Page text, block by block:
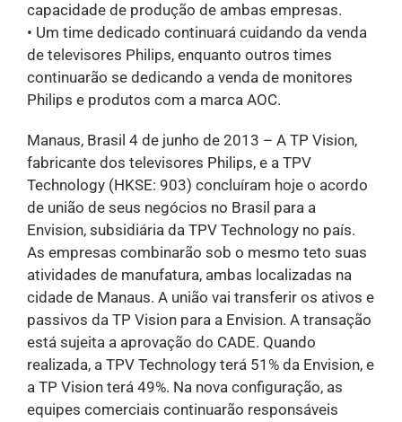
capacidade de produção de ambas empresas.
• Um time dedicado continuará cuidando da venda
de televisores Philips, enquanto outros times
continuarão se dedicando a venda de monitores
Philips e produtos com a marca AOC.
Manaus, Brasil 4 de junho de 2013 – A TP Vision,
fabricante dos televisores Philips, e a TPV
Technology (HKSE: 903) concluíram hoje o acordo
de união de seus negócios no Brasil para a
Envision, subsidiária da TPV Technology no país.
As empresas combinarão sob o mesmo teto suas
atividades de manufatura, ambas localizadas na
cidade de Manaus. A união vai transferir os ativos e
passivos da TP Vision para a Envision. A transação
está sujeita a aprovação do CADE. Quando
realizada, a TPV Technology terá 51% da Envision, e
a TP Vision terá 49%. Na nova configuração, as
equipes comerciais continuarão responsáveis